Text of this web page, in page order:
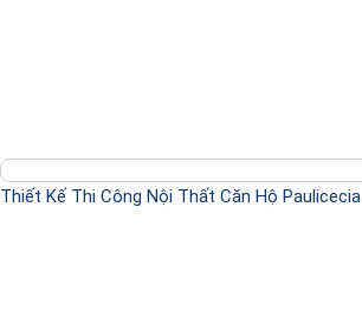
Thiết Kế Thi Công Nội Thất Căn Hộ Paulicecia